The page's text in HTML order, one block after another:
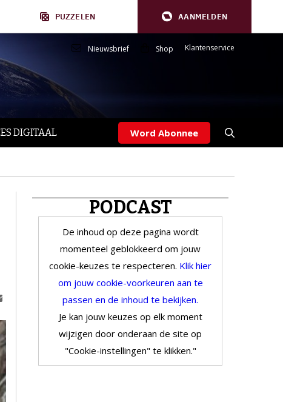
PUZZELEN AANMELDEN
Nieuwsbrief Shop Klantenservice
DIGITAAL Word Abonnee
PODCAST
De inhoud op deze pagina wordt
momenteel geblokkeerd om jouw
cookie-keuzes te respecteren. Klik hier
om jouw cookie-voorkeuren aan te
passen en de inhoud te bekijken.
Je kan jouw keuzes op elk moment
wijzigen door onderaan de site op
"Cookie-instellingen" te klikken."